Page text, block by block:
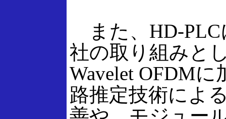
また、HD-PLC
社の取り組みと
Wavelet OFDM
路推定技術によ